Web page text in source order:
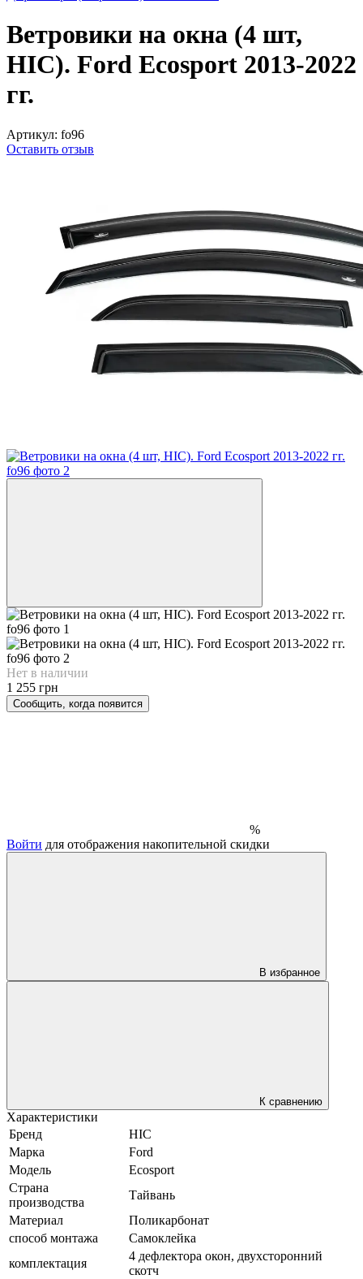
Ветровики на окна (4 шт,
HIC). Ford Ecosport 2013-2022
гг.
Артикул: fo96
Оставить отзыв
Нет в наличии
1 255 грн
Сообщить, когда появится
%
Войти для отображения накопительной скидки
В избранное
К сравнению
Характеристики
Бренд
HIC
Марка
Ford
Модель
Ecosport
Страна
производства
Тайвань
Материал
Поликарбонат
способ монтажа
Самоклейка
комплектация
4 дефлектора окон, двухсторонний
скотч